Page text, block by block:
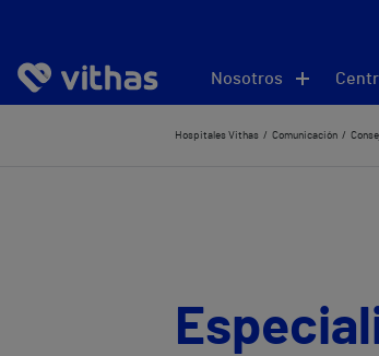
Nosotros
Hospitales Vithas Comunicación